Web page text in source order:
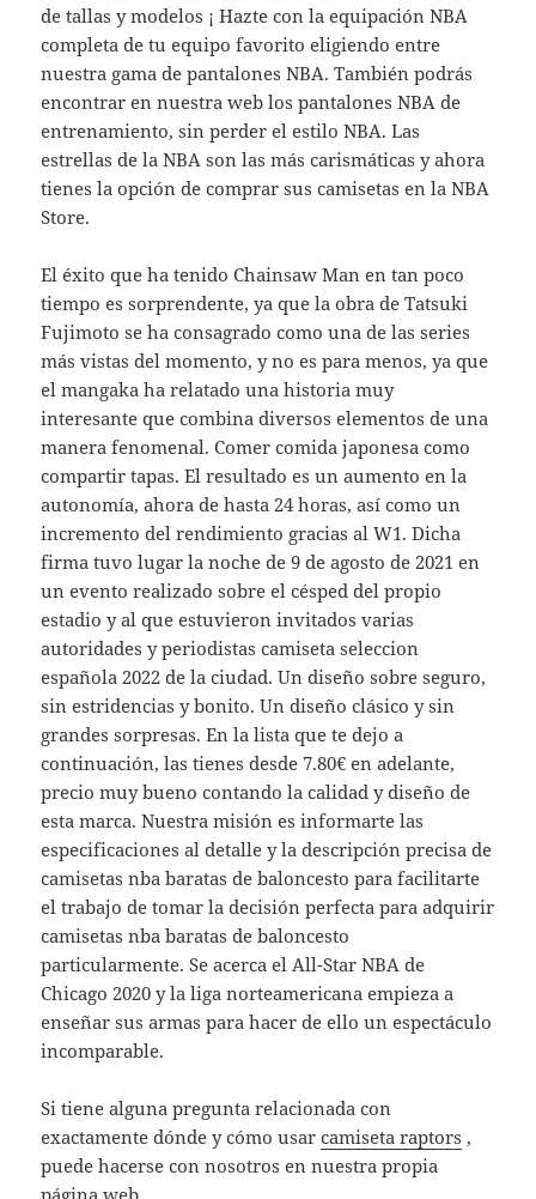
de tallas y modelos ¡ Hazte con la equipación NBA
completa de tu equipo favorito eligiendo entre
nuestra gama de pantalones NBA. También podrás
encontrar en nuestra web los pantalones NBA de
entrenamiento, sin perder el estilo NBA. Las
estrellas de la NBA son las más carismáticas y ahora
tienes la opción de comprar sus camisetas en la NBA
Store.
El éxito que ha tenido Chainsaw Man en tan poco
tiempo es sorprendente, ya que la obra de Tatsuki
Fujimoto se ha consagrado como una de las series
más vistas del momento, y no es para menos, ya que
el mangaka ha relatado una historia muy
interesante que combina diversos elementos de una
manera fenomenal. Comer comida japonesa como
compartir tapas. El resultado es un aumento en la
autonomía, ahora de hasta 24 horas, así como un
incremento del rendimiento gracias al W1. Dicha
firma tuvo lugar la noche de 9 de agosto de 2021 en
un evento realizado sobre el césped del propio
estadio y al que estuvieron invitados varias
autoridades y periodistas camiseta seleccion
española 2022 de la ciudad. Un diseño sobre seguro,
sin estridencias y bonito. Un diseño clásico y sin
grandes sorpresas. En la lista que te dejo a
continuación, las tienes desde 7.80€ en adelante,
precio muy bueno contando la calidad y diseño de
esta marca. Nuestra misión es informarte las
especificaciones al detalle y la descripción precisa de
camisetas nba baratas de baloncesto para facilitarte
el trabajo de tomar la decisión perfecta para adquirir
camisetas nba baratas de baloncesto
particularmente. Se acerca el All-Star NBA de
Chicago 2020 y la liga norteamericana empieza a
enseñar sus armas para hacer de ello un espectáculo
incomparable.
Si tiene alguna pregunta relacionada con
exactamente dónde y cómo usarcamiseta raptors ,
puede hacerse con nosotros en nuestra propia
página web.